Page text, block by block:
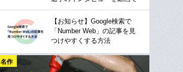
【お知らせ】Google検索で
「Number Web」の記事を見
つけやすくする方法
名作